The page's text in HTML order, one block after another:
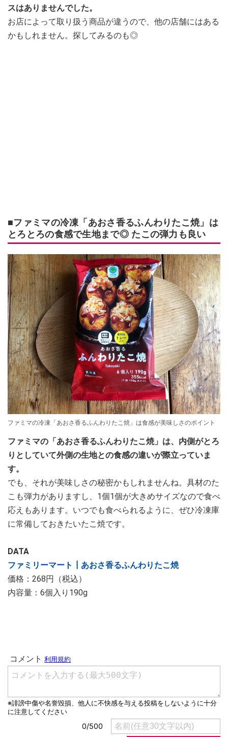
スはありませんでした。
お店によって取り扱う商品が違うので、他の店舗にはある
かもしれません。探してみるのも◎
■ファミマの冷凍「あおさ香るふんわりたこ焼」は
とろとろの食感で生地まで◎ たこの弾力も良い
ファミマの冷凍「あおさ香るふんわりたこ焼」は食感が美味しさのポイント
ファミマの「あおさ香るふんわりたこ焼」は、内側がとろ
りとしていて外側の生地との食感の違いが際立っていま
す。
でも、それが美味しさの秘密かもしれませんね。具材のた
こも弾力がありますし、1個1個が大きめサイズなので食べ
応えもあります。いつでも食べられるように、ぜひ冷凍庫
に常備しておきたいたこ焼です。
DATA
ファミリーマート┃あおさ香るふんわりたこ焼
価格：268円（税込）
内容量：6個入り190g